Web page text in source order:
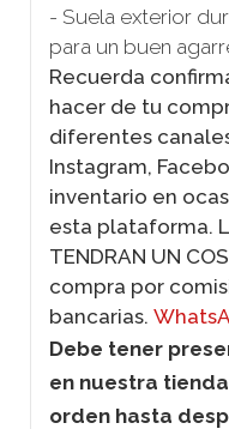
- Suela exterior
para un buen
Recuerda
hacer de tu
diferentes
Instagram,
inventario en
esta plataforma.
TENDRAN UN
compra por
bancarias.
Debe tener
en nuestra
orden hasta